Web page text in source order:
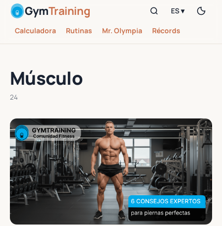
GymTraining
Calculadora Rutinas Mr. Olympia Récords
ES ▾
Músculo
24